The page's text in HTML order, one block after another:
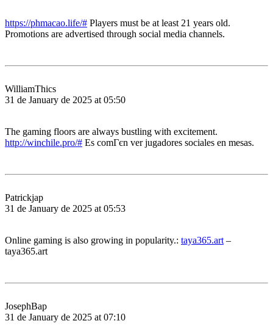
https://phmacao.life/# Players must be at least 21 years old.
Promotions are advertised through social media channels.
WilliamThics
31 de January de 2025 at 05:50
The gaming floors are always bustling with excitement.
http://winchile.pro/# Es comГєn ver jugadores sociales en mesas.
Patrickjap
31 de January de 2025 at 05:53
Online gaming is also growing in popularity.: taya365.art –
taya365.art
JosephBap
31 de January de 2025 at 07:10